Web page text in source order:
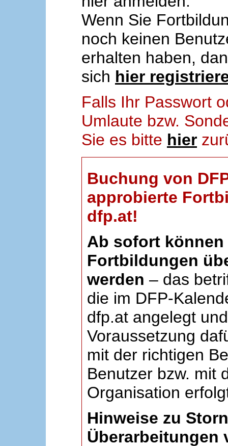
Wenn Sie
noch keinen
erhalten haben,
sich hier
Falls Ihr Passwort
Umlaute bzw.
Sie es bitte hier
Buchung von
approbierte
dfp.at!
Ab sofort können
Fortbildungen
werden – das
die im DFP-
dfp.at angelegt
Voraussetzung
mit der richtigen
Benutzer bzw. mit
Organisation
Hinweise zu
Überarbeitungen